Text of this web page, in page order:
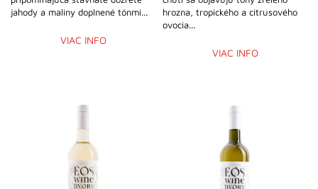
jahody a maliny doplnené tónmi...
VIAC INFO
hrozna, tropického a citrusového
ovocia...
VIAC INFO